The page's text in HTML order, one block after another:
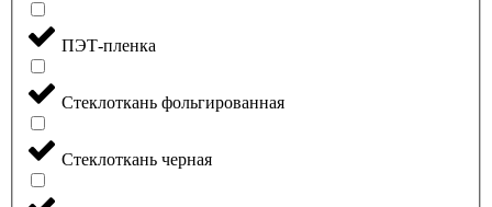
ПЭТ-пленка
Стеклоткань фольгированная
Стеклоткань черная